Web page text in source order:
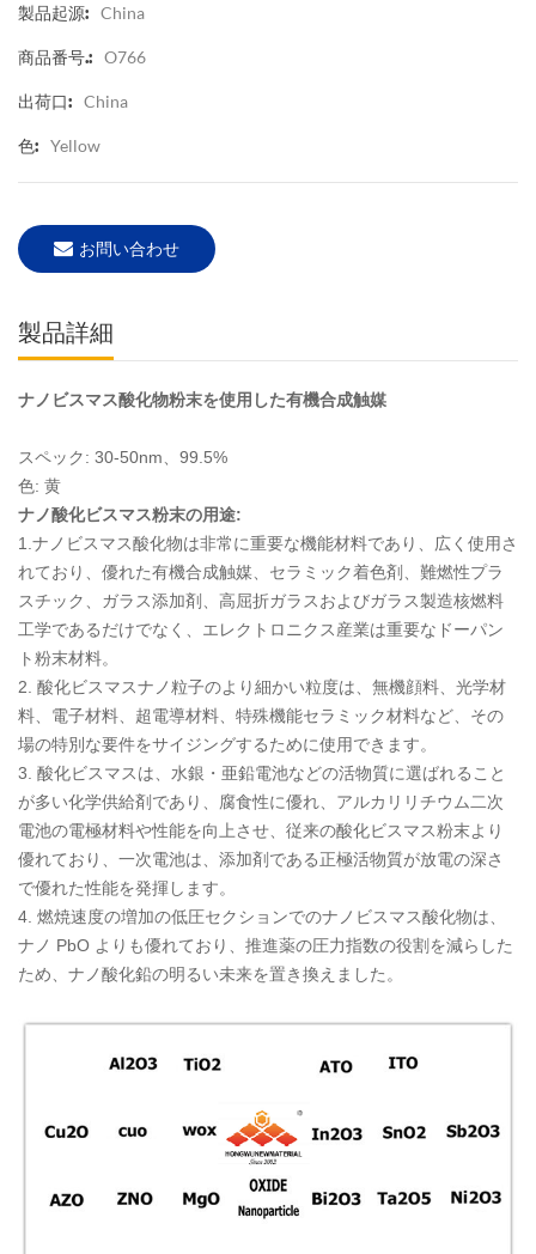
製品起源: China
商品番号.: O766
出荷口: China
色: Yellow
お問い合わせ
製品詳細
ナノビスマス酸化物粉末を使用した有機合成触媒
スペック: 30-50nm、99.5%
色: 黄
ナノ酸化ビスマス粉末の用途:
1.ナノビスマス酸化物は非常に重要な機能材料であり、広く使用さ
れており、優れた有機合成触媒、セラミック着色剤、難燃性プラ
スチック、ガラス添加剤、高屈折ガラスおよびガラス製造核燃料
工学であるだけでなく、エレクトロニクス産業は重要なドーパン
ト粉末材料。
2. 酸化ビスマスナノ粒子のより細かい粒度は、無機顔料、光学材
料、電子材料、超電導材料、特殊機能セラミック材料など、その
場の特別な要件をサイジングするために使用できます。
3. 酸化ビスマスは、水銀・亜鉛電池などの活物質に選ばれること
が多い化学供給剤であり、腐食性に優れ、アルカリリチウム二次
電池の電極材料や性能を向上させ、従来の酸化ビスマス粉末より
優れており、一次電池は、添加剤である正極活物質が放電の深さ
で優れた性能を発揮します。
4. 燃焼速度の増加の低圧セクションでのナノビスマス酸化物は、
ナノ PbO よりも優れており、推進薬の圧力指数の役割を減らした
ため、ナノ酸化鉛の明るい未来を置き換えました。